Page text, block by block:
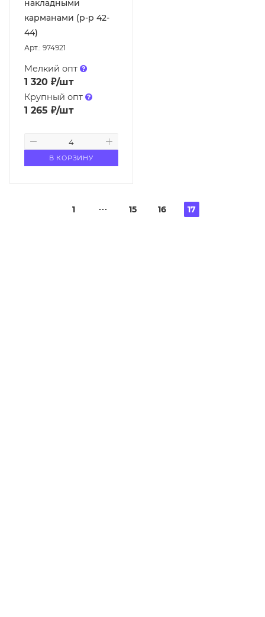
накладными
карманами (р-р 42-
44)
Арт.: 974921
Мелкий опт
1 320 ₽/шт
Крупный опт
1 265 ₽/шт
В КОРЗИНУ
1 15 16 17